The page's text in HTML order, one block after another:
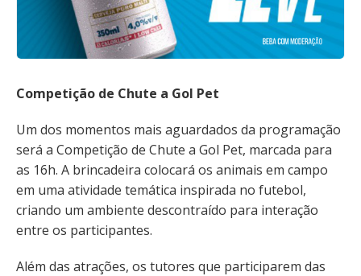
Competição de Chute a Gol Pet
Um dos momentos mais aguardados da programação
será a Competição de Chute a Gol Pet, marcada para
as 16h. A brincadeira colocará os animais em campo
em uma atividade temática inspirada no futebol,
criando um ambiente descontraído para interação
entre os participantes.
Além das atrações, os tutores que participarem das